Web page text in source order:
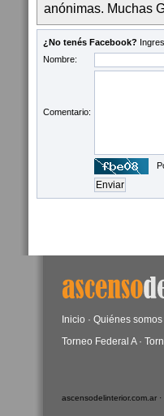
anónimas. Muchas
¿No tenés Facebook?
Nombre:
Comentario:
Inicio · Quiénes somos
Torneo Federal A·
ascensodelinterior.com.ar